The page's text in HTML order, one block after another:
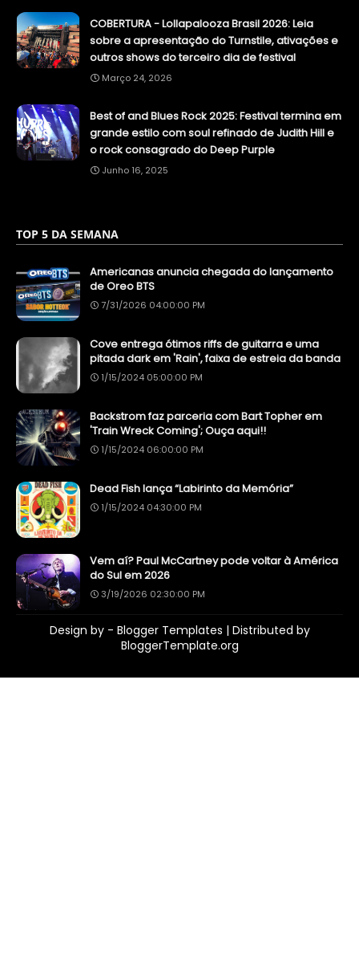
COBERTURA - Lollapalooza Brasil 2026: Leia
sobre a apresentação do Turnstile, ativações e
outros shows do terceiro dia de festival
Março 24, 2026
Best of and Blues Rock 2025: Festival termina em
grande estilo com soul refinado de Judith Hill e
o rock consagrado do Deep Purple
Junho 16, 2025
TOP 5 DA SEMANA
Americanas anuncia chegada do lançamento
de Oreo BTS
7/31/2026 04:00:00 PM
Cove entrega ótimos riffs de guitarra e uma
pitada dark em 'Rain', faixa de estreia da banda
1/15/2024 05:00:00 PM
Backstrom faz parceria com Bart Topher em
'Train Wreck Coming'; Ouça aqui!!
1/15/2024 06:00:00 PM
Dead Fish lança “Labirinto da Memória”
1/15/2024 04:30:00 PM
Vem aí? Paul McCartney pode voltar à América
do Sul em 2026
3/19/2026 02:30:00 PM
Design by - Blogger Templates | Distributed by
BloggerTemplate.org